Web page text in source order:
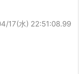
17(水) 22:51:08.99